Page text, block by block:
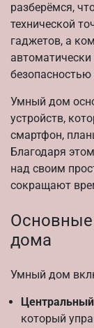
разберёмся,
технической
гаджетов, а
Умный дом
устройств,
смартфон,
Благодаря
над своим
сокращают
дома
Умный дом
который